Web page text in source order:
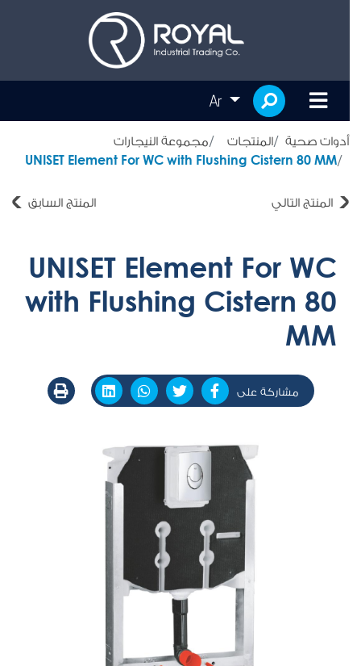
Ar
أدوات صحية المنتجات مجموعة النيجارات
UNISET Element For WC with Flushing Cistern 80 MM
المنتج السابق المنتج التالي
UNISET Element For WC
with Flushing Cistern 80
MM
مشاركة على